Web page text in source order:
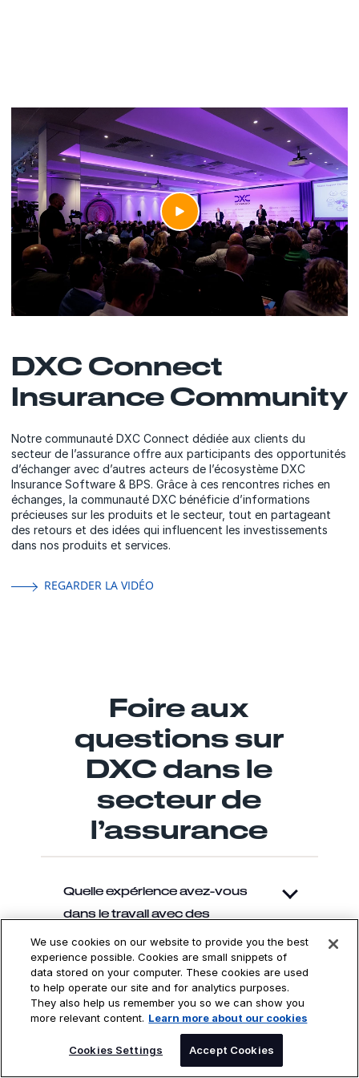
DXC Connect
Insurance Community
Notre communauté DXC Connect dédiée aux clients du
secteur de l’assurance offre aux participants des opportunités
d’échanger avec d’autres acteurs de l’écosystème DXC
Insurance Software & BPS. Grâce à ces rencontres riches en
échanges, la communauté DXC bénéficie d’informations
précieuses sur les produits et le secteur, tout en partageant
des retours et des idées qui influencent les investissements
dans nos produits et services.
REGARDER LA VIDÉO
Foire aux
questions sur
DXC dans le
secteur de
l’assurance
Quelle expérience avez-vous
dans le travail avec des
compagnies d’assurance ?
Quel type de support
informatique proposez-vous ?
We use cookies on our website to provide you the best
experience possible. Cookies are small snippets of
data stored on your computer. These cookies are used
to help operate our site and for analytics purposes.
They also help us remember you so we can show you
more relevant content. Learn more about our cookies
Cookies Settings Accept Cookies